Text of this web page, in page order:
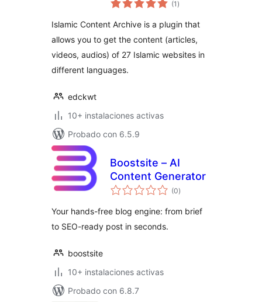
(1en
)
Islamic Content Archive is a plugin that
allows you to get the content (articles,
videos, audios) of 27 Islamic websites in
different languages.
edckwt
10+ instalaciones activas
Probado con 6.5.9
Boostsite – AI
Content Generator
(0valoraciones
en
)
Your hands-free blog engine: from brief
to SEO-ready post in seconds.
boostsite
10+ instalaciones activas
Probado con 6.8.7